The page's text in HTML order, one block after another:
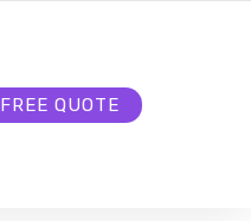
FREE QUOTE